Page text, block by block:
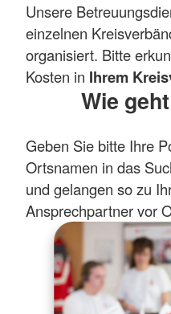
Unsere
einzelnen
organisiert. Bitte
Kosten in Ihrem
Wie
Geben Sie bitte Ihre
Ortsnamen in das
und gelangen so zu
Ansprechpartner vor